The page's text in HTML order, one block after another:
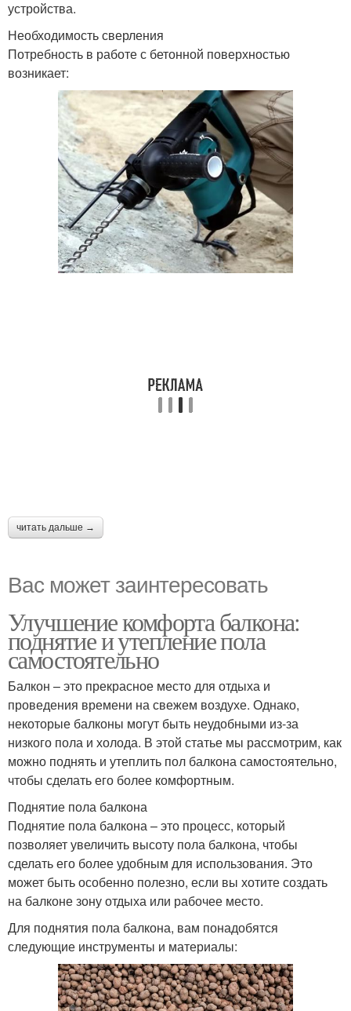
устройства.
Необходимость сверления
Потребность в работе с бетонной поверхностью
возникает:
читать дальше →
Вас может заинтересовать
Улучшение комфорта балкона:
поднятие и утепление пола
самостоятельно
Балкон – это прекрасное место для отдыха и
проведения времени на свежем воздухе. Однако,
некоторые балконы могут быть неудобными из-за
низкого пола и холода. В этой статье мы рассмотрим, как
можно поднять и утеплить пол балкона самостоятельно,
чтобы сделать его более комфортным.
Поднятие пола балкона
Поднятие пола балкона – это процесс, который
позволяет увеличить высоту пола балкона, чтобы
сделать его более удобным для использования. Это
может быть особенно полезно, если вы хотите создать
на балконе зону отдыха или рабочее место.
Для поднятия пола балкона, вам понадобятся
следующие инструменты и материалы: